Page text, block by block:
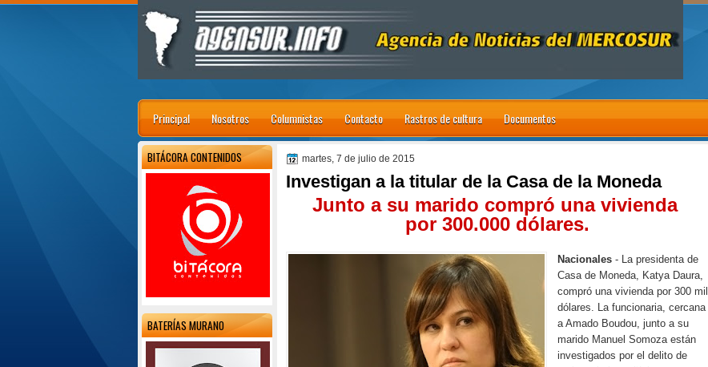
Principal Nosotros Columnistas Contacto Rastros de cultura Documentos
martes, 7 de julio de 2015
Investigan a la titular de la Casa de la Moneda
Junto a su marido compró una vivienda
por 300.000 dólares.
Nacionales - La presidenta de
Casa de Moneda, Katya Daura,
compró una vivienda por 300 mil
dólares. La funcionaria, cercana
a Amado Boudou, junto a su
marido Manuel Somoza están
investigados por el delito de
BITÁCORA CONTENIDOS
BATERÍAS MURANO